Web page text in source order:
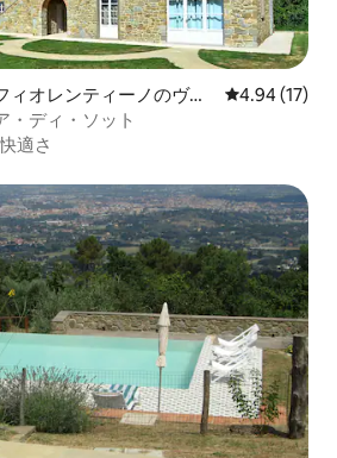
ィオレンティーノのヴィ
レビュー17
4.94 (17)
・ディ・ソット
快適さ